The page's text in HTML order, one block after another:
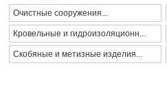
Очистные сооружения...
Кровельные и гидроизоляционн...
Скобяные и метизные изделия...